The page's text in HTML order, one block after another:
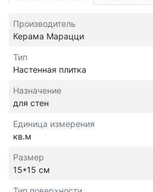
Производитель
Керама Марацци
Тип
Настенная плитка
Назначение
для стен
Единица измерения
кв.м
Размер
15*15 см